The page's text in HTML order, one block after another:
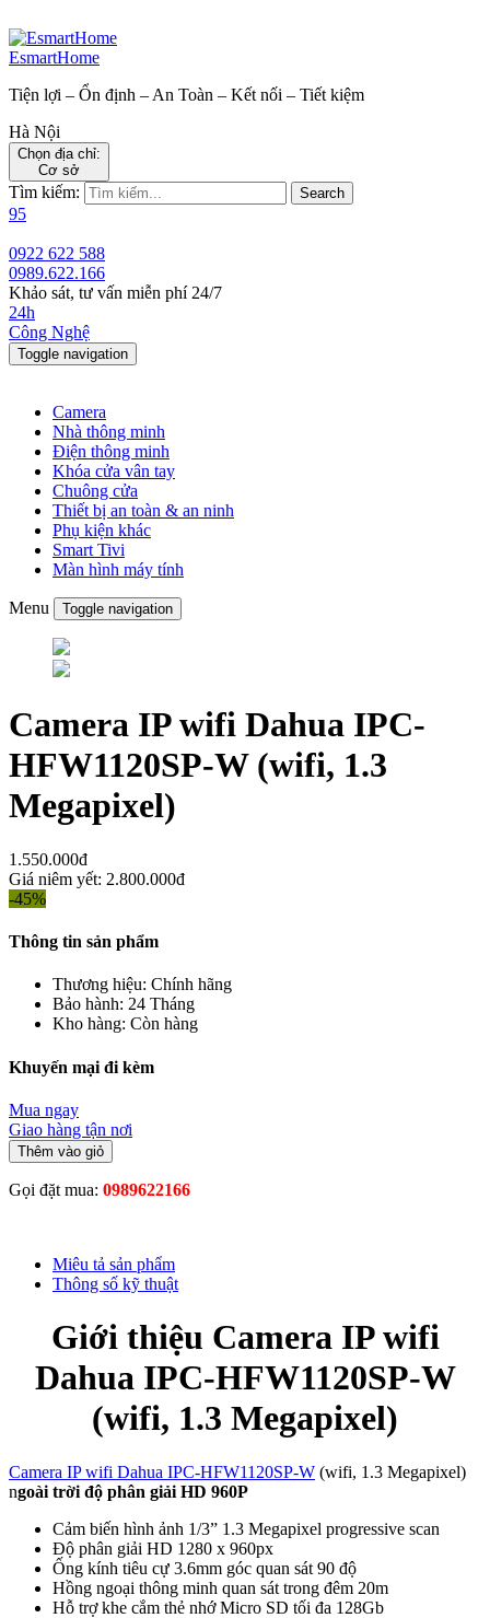
EsmartHome
Tiện lợi – Ổn định – An Toàn – Kết nối – Tiết kiệm
Hà Nội
Chọn địa chỉ:
Cơ sở
Tìm kiếm: Search
95
0922 622 588
0989.622.166
Khảo sát, tư vấn miễn phí 24/7
24h
Công Nghệ
Toggle navigation
Camera
Nhà thông minh
Điện thông minh
Khóa cửa vân tay
Chuông cửa
Thiết bị an toàn & an ninh
Phụ kiện khác
Smart Tivi
Màn hình máy tính
Menu Toggle navigation
Camera IP wifi Dahua IPC-
HFW1120SP-W (wifi, 1.3
Megapixel)
1.550.000đ
Giá niêm yết: 2.800.000đ
-45%
Thông tin sản phẩm
Thương hiệu: Chính hãng
Bảo hành: 24 Tháng
Kho hàng: Còn hàng
Khuyến mại đi kèm
Mua ngay
Giao hàng tận nơi
Thêm vào giỏ
Gọi đặt mua: 0989622166
Miêu tả sản phẩm
Thông số kỹ thuật
Giới thiệu Camera IP wifi
Dahua IPC-HFW1120SP-W
(wifi, 1.3 Megapixel)
Camera IP wifi Dahua IPC-HFW1120SP-W (wifi, 1.3 Megapixel)
ngoài trời độ phân giải HD 960P
Cảm biến hình ảnh 1/3” 1.3 Megapixel progressive scan
Độ phân giải HD 1280 x 960px
Ống kính tiêu cự 3.6mm góc quan sát 90 độ
Hồng ngoại thông minh quan sát trong đêm 20m
Hỗ trợ khe cắm thẻ nhớ Micro SD tối đa 128Gb